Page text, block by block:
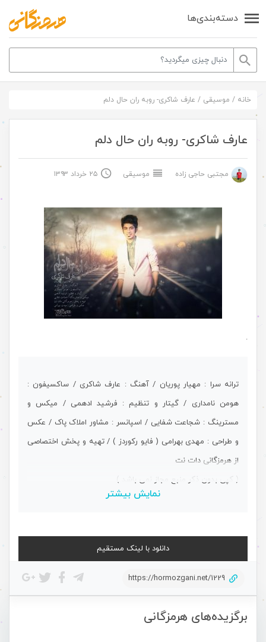
دسته‌بندی‌ها
برگزیده‌های هرمزگانی
خانه / موسیقی / عارف شاکری- روبه ران حال دلم
عارف شاکری- روبه ران حال دلم
مجتبی حاجی زاده موسیقی ۲۵ خرداد ۱۳۹۳
.
ترانه سرا : مهیار پوریان / آهنگ : عارف شاکری / ساکسیفون :
هومن نامداری / گیتار و تنظیم : فرشید ادهمی / میکس و
مسترینگ : شجاعت شفایی / اسپانسر : مشاور املاک پاک / عکس
و طراحی : مهدی بهرامی ( فایو رکوردز ) / تهیه و پخش اختصاصی
از هرمزگانی دات نت
( کپی بدون ذکر منبع مجاز نمی باشد )
نمایش بیشتر
دانلود با لینک مستقیم
https://hormozgani.net/1229